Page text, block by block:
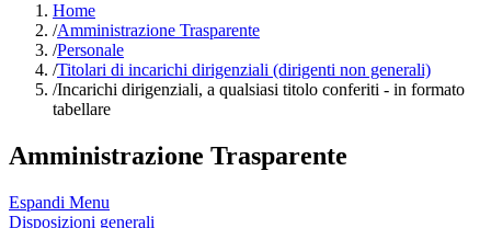
Home
/Amministrazione Trasparente
/Personale
/Titolari di incarichi dirigenziali (dirigenti non generali)
/Incarichi dirigenziali, a qualsiasi titolo conferiti - in formato
tabellare
Amministrazione Trasparente
Espandi Menu
Disposizioni generali